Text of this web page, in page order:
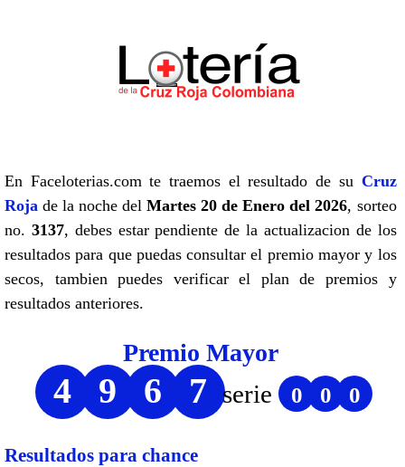
En Faceloterias.com te traemos el resultado de su Cruz
Roja de la noche delMartes 20 de Enero del 2026, sorteo
no. 3137, debes estar pendiente de la actualizacion de los
resultados para que puedas consultar el premio mayor y los
secos, tambien puedes verificar el plan de premios y
resultados anteriores.
Premio Mayor
4 9 6 7 serie 0 0 0
Resultados para chance